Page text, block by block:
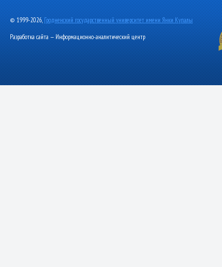
© 1999-2026, Гродненский государственный университет имени Янки Купалы
Разработка сайта — Информационно-аналитический центр